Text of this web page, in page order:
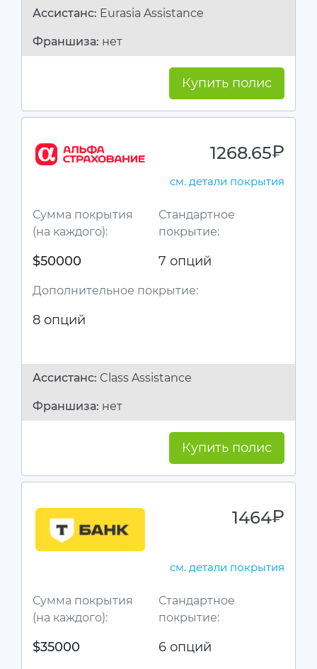
Ассистанc: Eurasia Assistance
Франшиза: нет
Купить полис
1268.65руб.
см. детали покрытия
Сумма покрытия
(на каждого):
$50000
Стандартное
покрытие:
7 опций
Дополнительное покрытие:
8 опций
Ассистанc: Class Assistance
Франшиза: нет
Купить полис
1464руб.
см. детали покрытия
Сумма покрытия
(на каждого):
$35000
Стандартное
покрытие:
6 опций